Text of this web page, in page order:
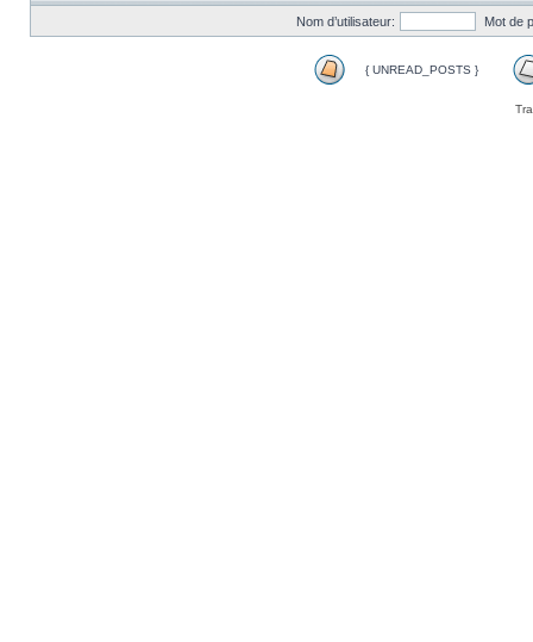
Nom d’utilisateur: Mot de
{ UNREAD_POSTS }